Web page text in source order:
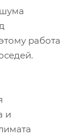
работа
и